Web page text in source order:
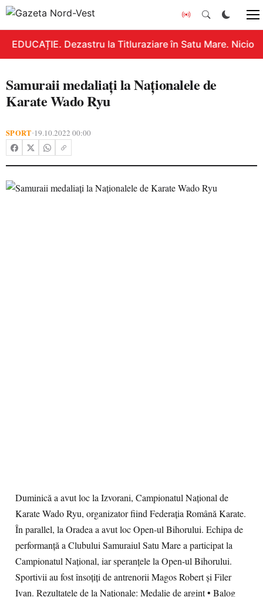
EDUCAȚIE. Dezastru la Titluraziare în Satu Mare. Nicio
Samuraii medaliați la Naționalele de
Karate Wado Ryu
SPORT•19.10.2022 00:00
Duminică a avut loc la Izvorani, Campionatul Naţional de
Karate Wado Ryu, organizator fiind Federaţia Română Karate.
În parallel, la Oradea a avut loc Open-ul Bihorului. Echipa de
performanţă a Clubului Samuraiul Satu Mare a participat la
Campionatul Naţional, iar speranţele la Open-ul Bihorului.
Sportivii au fost însoţiţi de antrenorii Magos Robert şi Filer
Ivan. Rezultatele de la Naţionale: Medalie de argint • Balog